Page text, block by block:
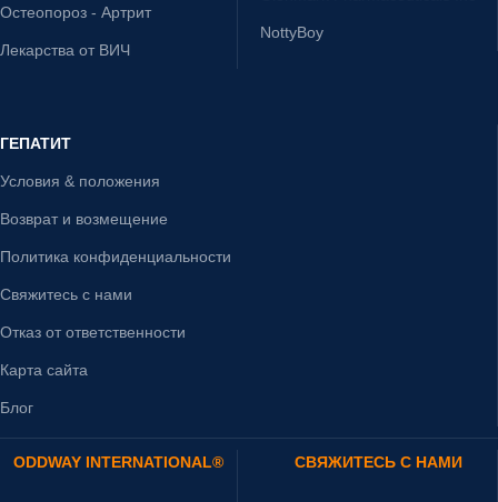
Остеопороз - Артрит
Лекарства от ВИЧ
NottyBoy
ГЕПАТИТ
Условия & положения
Возврат и возмещение
Политика конфиденциальности
Свяжитесь с нами
Отказ от ответственности
Карта сайта
Блог
ODDWAY INTERNATIONAL® СВЯЖИТЕСЬ С НАМИ